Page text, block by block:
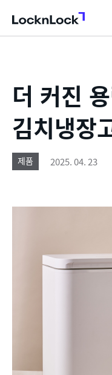
LocknLock
더 커진
김치냉장
제품 2025. 04. 23